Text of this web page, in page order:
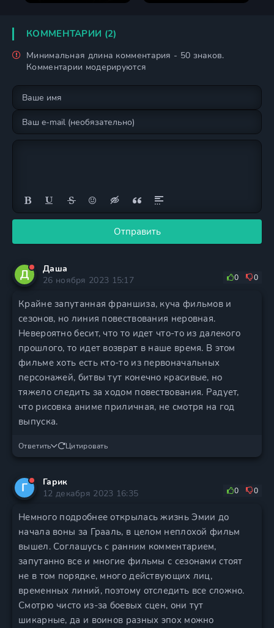
КОММЕНТАРИИ (2)
Минимальная длина комментария - 50 знаков.
Комментарии модерируются
Отправить
Д
Даша
26 ноября 2023 15:17
0 0
Крайне запутанная франшиза, куча фильмов и
сезонов, но линия повествования неровная.
Невероятно бесит, что то идет что-то из далекого
прошлого, то идет возврат в наше время. В этом
фильме хоть есть кто-то из первоначальных
персонажей, битвы тут конечно красивые, но
тяжело следить за ходом повествования. Радует,
что рисовка аниме приличная, не смотря на год
выпуска.
Ответить Цитировать
Г
Гарик
12 декабря 2023 16:35
0 0
Немного подробнее открылась жизнь Эмии до
начала воны за Грааль, в целом неплохой фильм
вышел. Соглашусь с ранним комментарием,
запутанно все и многие фильмы с сезонами стоят
не в том порядке, много действующих лиц,
временных линий, поэтому отследить все сложно.
Смотрю чисто из-за боевых сцен, они тут
шикарные, да и воинов разных эпох можно